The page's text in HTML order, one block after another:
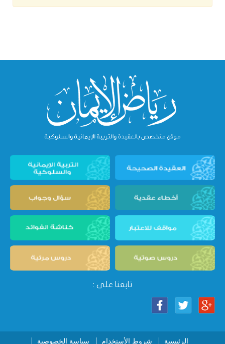
تابعنا على :
الرئيسية شروط الأستخدام سياسة الخصوصية